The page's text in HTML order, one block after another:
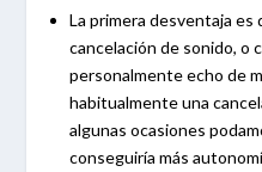
La primera desventaja
cancelación de sonido, o
personalmente echo de
habitualmente una
algunas ocasiones
conseguiría más